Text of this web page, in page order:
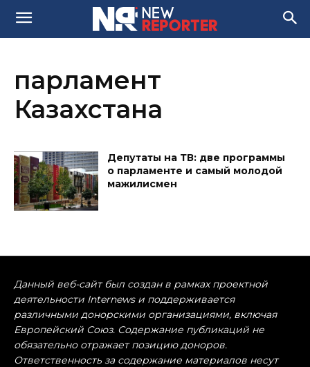
парламент
Казахстана
Депутаты на ТВ: две программы
о парламенте и самый молодой
мажилисмен
Данный веб-сайт был создан в рамках проектной
деятельности Internews и поддерживается
различными донорскими организациями, включая
Европейский Союз. Содержание публикаций не
обязательно отражает позицию доноров.
Ответственность за содержание материалов несут